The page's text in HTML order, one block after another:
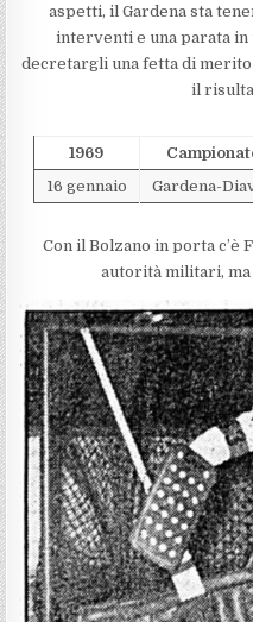
aspetti, il Gardena sta
interventi e una parata
decretargli una fetta di
il
1969
16 gennaio
Gardena-
Con il Bolzano in porta c’è
autorità militari,